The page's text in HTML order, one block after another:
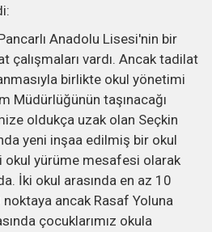
Anadolu Lisesi'nin bir
çalışmaları vardı. Ancak tadilat
birlikte okul yönetimi
Müdürlüğünün taşınacağı
oldukça uzak olan Seçkin
yeni inşaa edilmiş bir okul
okul yürüme mesafesi olarak
İki okul arasında en az 10
ancak Rasaf Yoluna
çocuklarımız okula